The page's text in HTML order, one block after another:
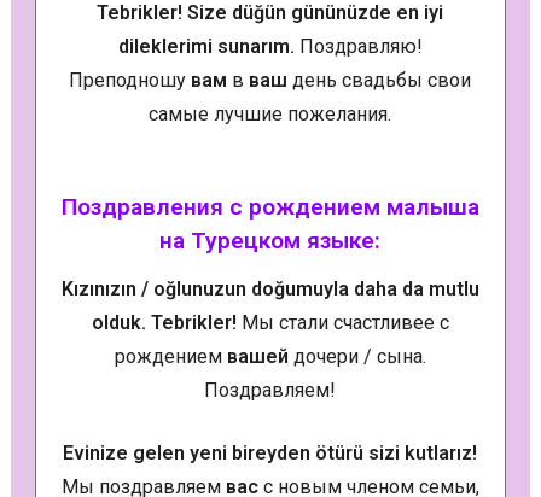
Tebrikler! Size düğün gününüzde en iyi
dileklerimi sunarım. Поздравляю!
Преподношу вам в ваш день свадьбы свои
самые лучшие пожелания.
Поздравления с рождением малыша
на Турецком языке:
Kızınızın / oğlunuzun doğumuyla daha da mutlu
olduk. Tebrikler! Мы стали счастливее с
рождением вашей дочери / сына.
Поздравляем!
Evinize gelen yeni bireyden ötürü sizi kutlarız!
Мы поздравляем васс новым членом семьи,